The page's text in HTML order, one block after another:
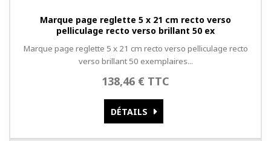
Marque page reglette 5 x 21 cm recto verso
pelliculage recto verso brillant 50 ex
Marque page reglette 5 x 21 cm recto verso pelliculage recto
verso brillant 50 exemplaires...
138,46 € TTC
DÉTAILS